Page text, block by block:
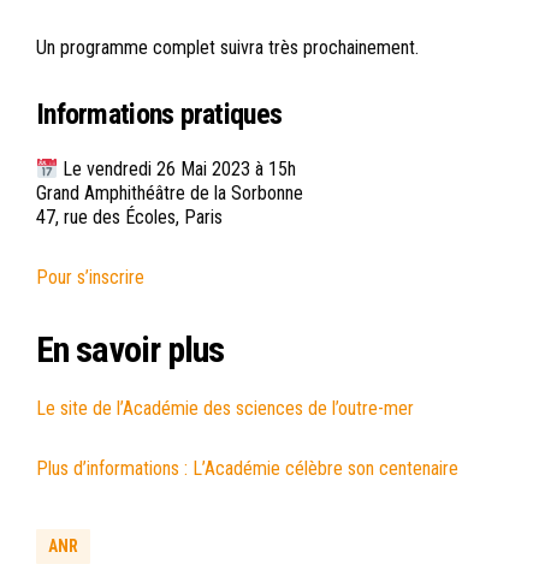
Un programme complet suivra très prochainement.
Informations pratiques
Le vendredi 26 Mai 2023 à 15h
Grand Amphithéâtre de la Sorbonne
47, rue des Écoles, Paris
Pour s’inscrire
En savoir plus
Le site de l’Académie des sciences de l’outre-mer
Plus d’informations : L’Académie célèbre son centenaire
ANR